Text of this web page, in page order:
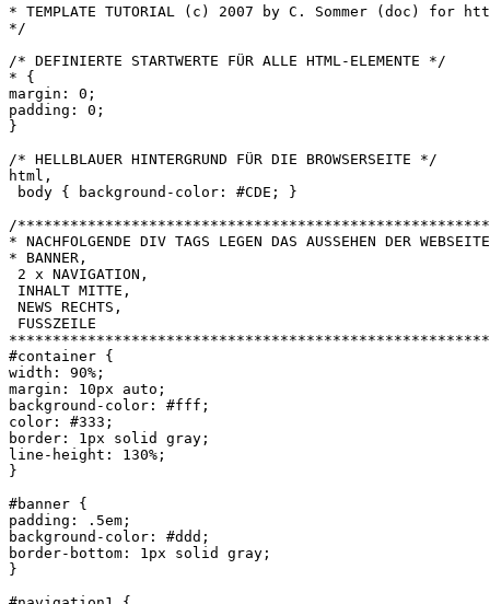
* TEMPLATE TUTORIAL (c) 2007 by C. Sommer (doc) for
*/
/* DEFINIERTE STARTWERTE FÜR ALLE HTML-ELEMENTE */
* {
margin: 0;
padding: 0;
}
/* HELLBLAUER HINTERGRUND FÜR DIE BROWSERSEITE */
html,
body { background-color: #CDE; }
/
* NACHFOLGENDE DIV TAGS LEGEN DAS AUSSEHEN DER
* BANNER,
2 x NAVIGATION,
INHALT MITTE,
NEWS RECHTS,
FUSSZEILE
#container {
width: 90%;
margin: 10px auto;
background-color: #fff;
color: #333;
border: 1px solid gray;
line-height: 130%;
}
#banner {
padding: .5em;
background-color: #ddd;
border-bottom: 1px solid gray;
}